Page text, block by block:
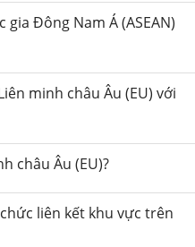
Đông Nam Á (ASEAN)
minh châu Âu (EU) với
châu Âu (EU)?
liên kết khu vực trên